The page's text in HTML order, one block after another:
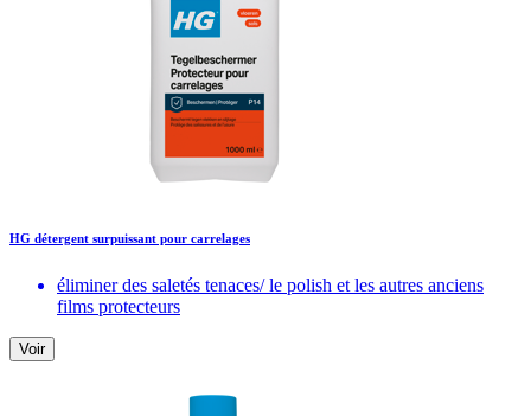
HG détergent surpuissant pour carrelages
éliminer des saletés tenaces/ le polish et les autres anciens
films protecteurs
Voir